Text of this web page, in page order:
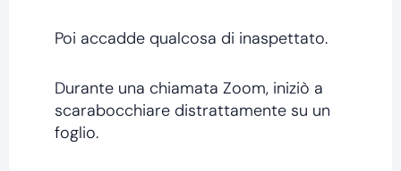
Poi accadde qualcosa di inaspettato.
Durante una chiamata Zoom, iniziò a
scarabocchiare distrattamente su un
foglio.